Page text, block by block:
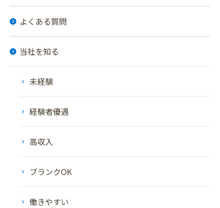
よくある質問
当社を知る
未経験
経験者優遇
高収入
ブランクOK
働きやすい